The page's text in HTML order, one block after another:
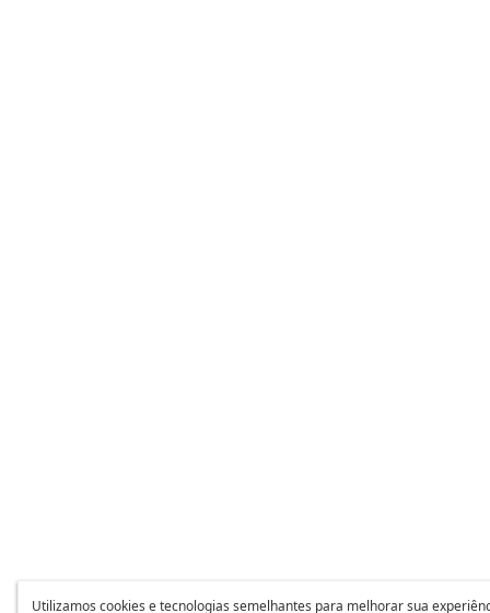
Utilizamos cookies e tecnologias semelhantes para melhorar sua